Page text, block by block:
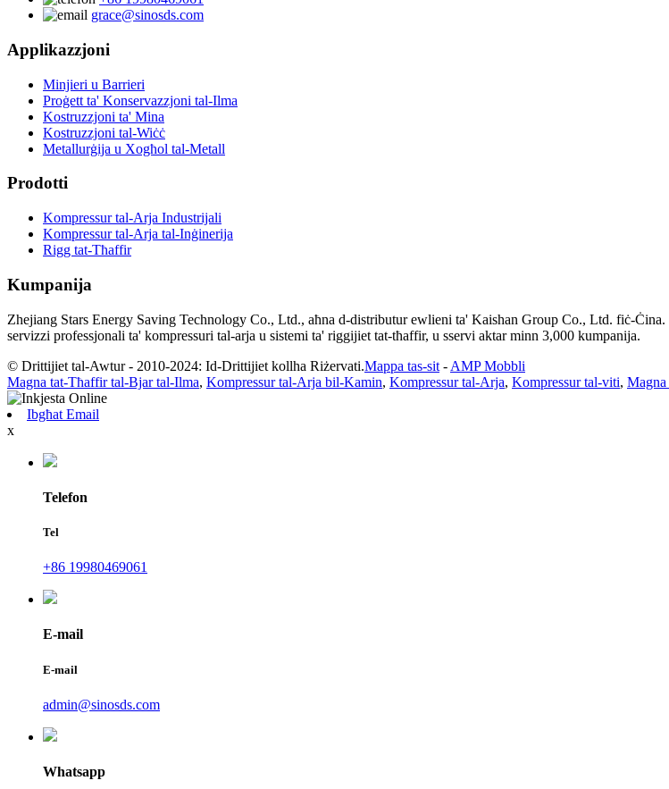
grace@sinosds.com
Applikazzjoni
Minjieri u Barrieri
Proġett ta' Konservazzjoni tal-Ilma
Kostruzzjoni ta' Mina
Kostruzzjoni tal-Wiċċ
Metallurġija u Xogħol tal-Metall
Prodotti
Kompressur tal-Arja Industrijali
Kompressur tal-Arja tal-Inġinerija
Rigg tat-Tħaffir
Kumpanija
Zhejiang Stars Energy Saving Technology Co., Ltd., aħna d-distributur ewlieni ta' Kaishan Group Co., Ltd. fiċ-
servizzi professjonali ta' kompressuri tal-arja u sistemi ta' riggijiet tat-tħaffir, u sservi aktar minn 3,000 kumpanija.
© Drittijiet tal-Awtur - 2010-2024: Id-Drittijiet kollha Riżervati.Mappa tas-sit - AMP Mobbli
Magna tat-Tħaffir tal-Bjar tal-Ilma, Kompressur tal-Arja bil-Kamin, Kompressur tal-Arja, Kompressur tal-viti,
Ibgħat Email
x
Telefon
Tel
+86 19980469061
E-mail
E-mail
admin@sinosds.com
Whatsapp